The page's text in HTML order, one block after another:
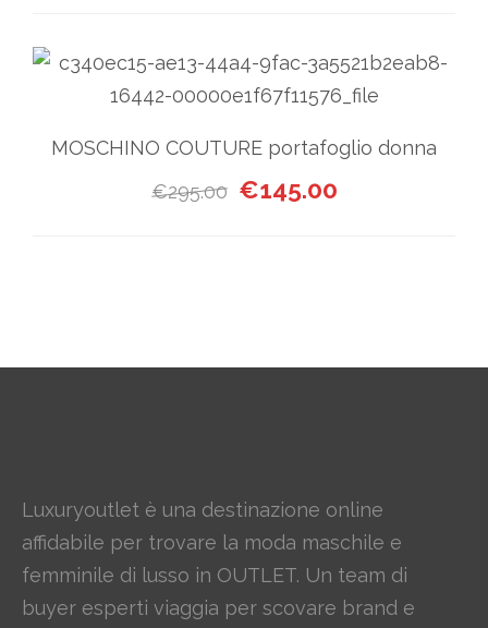
MOSCHINO COUTURE portafoglio donna
€295.00 Il prezzo originale era:
€145.00Il prezzo
Luxuryoutlet è una destinazione online
affidabile per trovare la moda maschile e
femminile di lusso in OUTLET. Un team di
buyer esperti viaggia per scovare brand e